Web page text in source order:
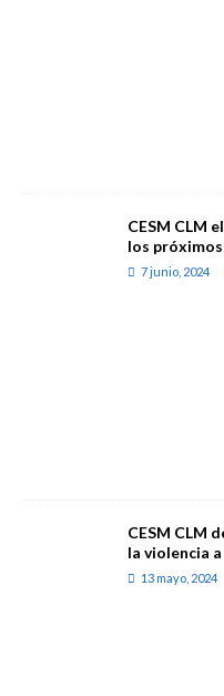
CESM CLM
los
7 junio, 2024
CESM CLM
la violencia
13 mayo, 2024